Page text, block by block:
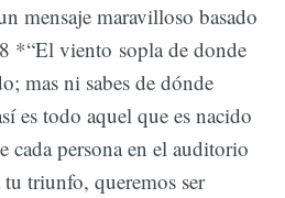
mensaje maravilloso basado
*“El viento sopla de donde
mas ni sabes de dónde
es todo aquel que es nacido
cada persona en el auditorio
triunfo, queremos ser